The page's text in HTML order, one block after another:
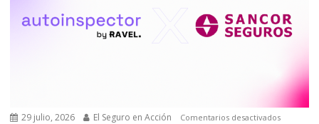
una
cultura
y
habitual
29 julio, 2026 El Seguro en Acción Comentarios desactivadosen